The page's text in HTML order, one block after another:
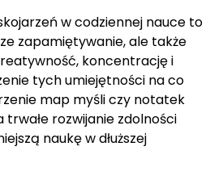
w codziennej nauce to
zapamiętywanie, ale także
koncentrację i
tych umiejętności na co
map myśli czy notatek
rozwijanie zdolności
naukę w dłuższej